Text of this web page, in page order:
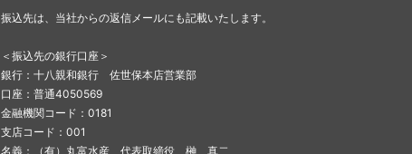
振込先は、当社からの返信メールにも記載いたします。
＜振込先の銀行口座＞
銀行：十八親和銀行 佐世保本店営業部
口座：普通4050569
金融機関コード：0181
支店コード：001
名義：（有）丸富水産 代表取締役 榊 真二